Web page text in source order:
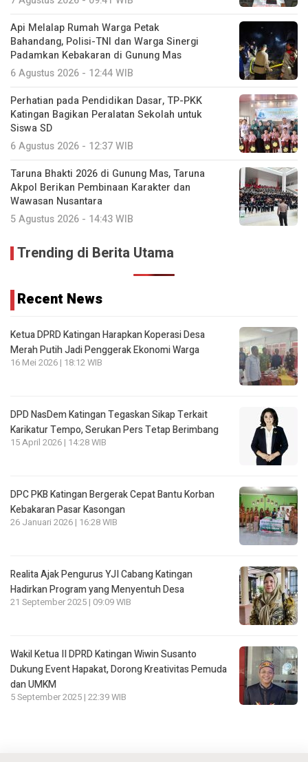
Api Melalap Rumah Warga Petak
Bahandang, Polisi-TNI dan Warga Sinergi
Padamkan Kebakaran di Gunung Mas
6 Agustus 2026 - 12:44 WIB
Perhatian pada Pendidikan Dasar, TP-PKK
Katingan Bagikan Peralatan Sekolah untuk
Siswa SD
6 Agustus 2026 - 12:37 WIB
Taruna Bhakti 2026 di Gunung Mas, Taruna
Akpol Berikan Pembinaan Karakter dan
Wawasan Nusantara
5 Agustus 2026 - 14:43 WIB
Trending di Berita Utama
Recent News
Ketua DPRD Katingan Harapkan Koperasi Desa
Merah Putih Jadi Penggerak Ekonomi Warga
16 Mei 2026 | 18:12 WIB
DPD NasDem Katingan Tegaskan Sikap Terkait
Karikatur Tempo, Serukan Pers Tetap Berimbang
15 April 2026 | 14:28 WIB
DPC PKB Katingan Bergerak Cepat Bantu Korban
Kebakaran Pasar Kasongan
26 Januari 2026 | 16:28 WIB
Realita Ajak Pengurus YJI Cabang Katingan
Hadirkan Program yang Menyentuh Desa
21 September 2025 | 09:09 WIB
Wakil Ketua II DPRD Katingan Wiwin Susanto
Dukung Event Hapakat, Dorong Kreativitas Pemuda
dan UMKM
5 September 2025 | 22:39 WIB